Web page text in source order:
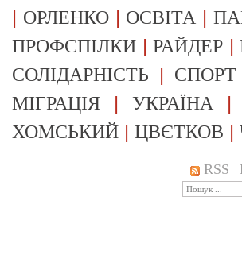
| ОРЛЕНКО| ОСВІТА |
ПРОФСПІЛКИ |РАЙДЕР |
СОЛІДАРНІСТЬ | СПОРТ
МІГРАЦІЯ | УКРАЇНА |
ХОМСЬКИЙ | ЦВЄТКОВ |
RSS